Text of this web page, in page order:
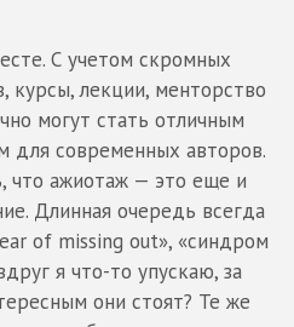
С учетом скромных
курсы, лекции, менторство
могут стать отличным
для современных авторов.
что ажиотаж — это еще и
Длинная очередь всегда
of missing out», «синдром
я что-то упускаю, за
они стоят? Те же